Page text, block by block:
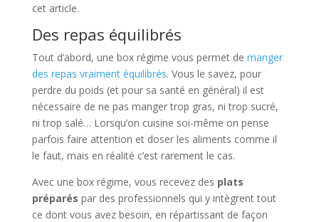
cet article.
Des repas équilibrés
Tout d’abord, une box régime vous permet de manger
des repas vraiment équilibrés. Vous le savez, pour
perdre du poids (et pour sa santé en général) il est
nécessaire de ne pas manger trop gras, ni trop sucré,
ni trop salé… Lorsqu’on cuisine soi-même on pense
parfois faire attention et doser les aliments comme il
le faut, mais en réalité c’est rarement le cas.
Avec une box régime, vous recevez des plats
préparés par des professionnels qui y intègrent tout
ce dont vous avez besoin, en répartissant de façon